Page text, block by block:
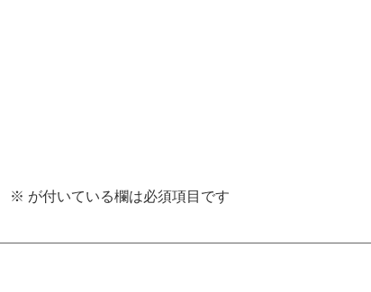
※ が付いている欄は必須項目です